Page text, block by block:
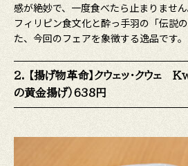
感が絶妙で、一度食べたら止まりません
フィリピン食文化と酔っ手羽の「伝説
た、今回のフェアを象徴する逸品です。
2. 【揚げ物革命】クウェッ・クウェ
の黄金揚げ）638円